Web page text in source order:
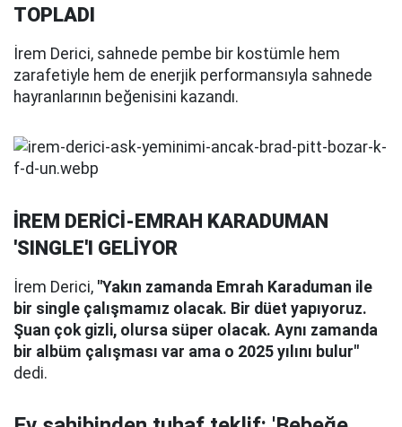
TOPLADI
İrem Derici, sahnede pembe bir kostümle hem
zarafetiyle hem de enerjik performansıyla sahnede
hayranlarının beğenisini kazandı.
İREM DERİCİ-EMRAH KARADUMAN
'SINGLE'I GELİYOR
İrem Derici, "Yakın zamanda Emrah Karaduman ile
bir single çalışmamız olacak. Bir düet yapıyoruz.
Şuan çok gizli, olursa süper olacak. Aynı zamanda
bir albüm çalışması var ama o 2025 yılını bulur"
dedi.